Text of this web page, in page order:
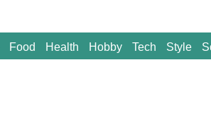
Food Health Hobby Tech Style